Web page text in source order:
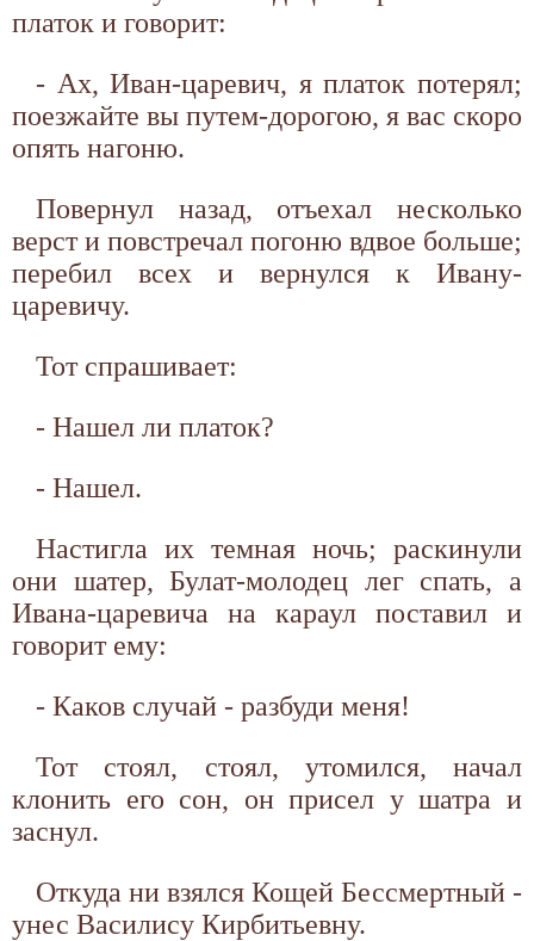
платок и говорит:
- Ах, Иван-царевич, я платок потерял;
поезжайте вы путем-дорогою, я вас скоро
опять нагоню.
Повернул назад, отъехал несколько
верст и повстречал погоню вдвое больше;
перебил всех и вернулся к Ивану-
царевичу.
Тот спрашивает:
- Нашел ли платок?
- Нашел.
Настигла их темная ночь; раскинули
они шатер, Булат-молодец лег спать, а
Ивана-царевича на караул поставил и
говорит ему:
- Каков случай - разбуди меня!
Тот стоял, стоял, утомился, начал
клонить его сон, он присел у шатра и
заснул.
Откуда ни взялся Кощей Бессмертный -
унес Василису Кирбитьевну.